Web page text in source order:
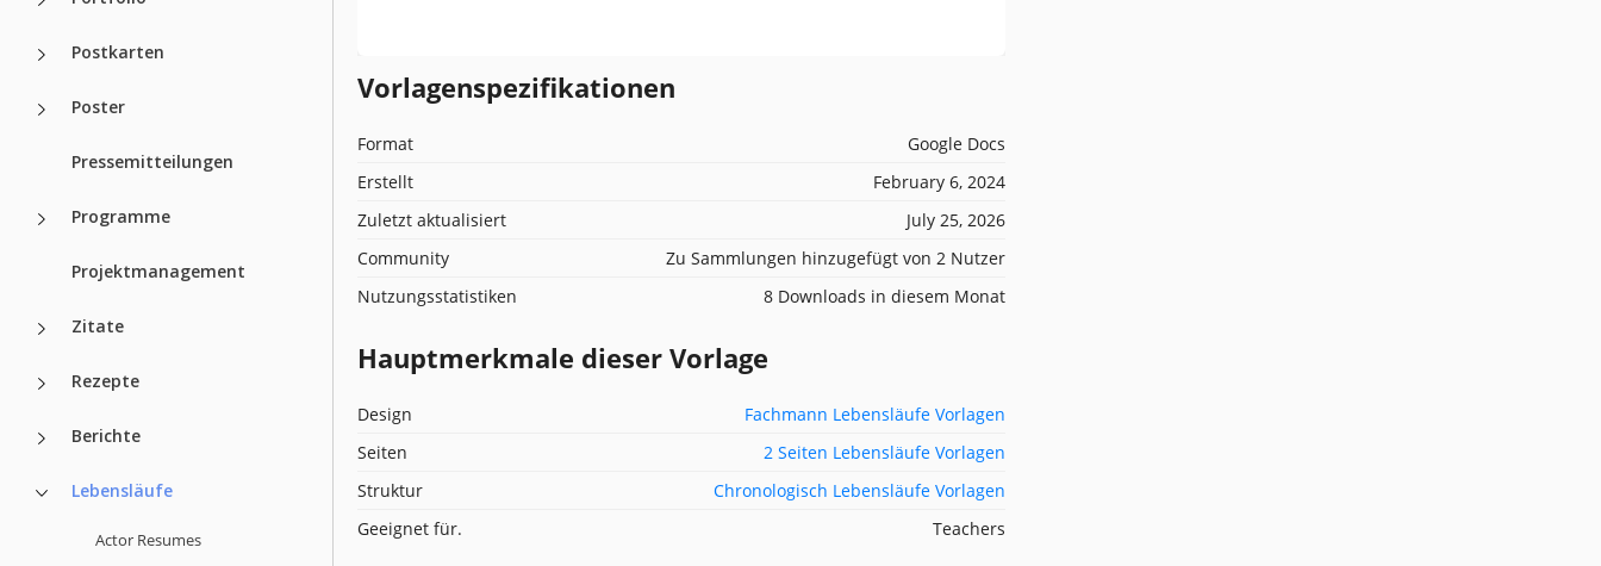
Postkarten
Poster
Pressemitteilungen
Programme
Projektmanagement
Zitate
Rezepte
Berichte
Lebensläufe
Actor Resumes
Vorlagenspezifikationen
Format
Google Docs
Erstellt
February 6, 2024
Zuletzt aktualisiert
July 25, 2026
Community
Zu Sammlungen hinzugefügt von 2 Nutzer
Nutzungsstatistiken
8 Downloads in diesem Monat
Hauptmerkmale dieser Vorlage
Design
Fachmann Lebensläufe Vorlagen
Seiten
2 Seiten Lebensläufe Vorlagen
Struktur
Chronologisch Lebensläufe Vorlagen
Geeignet für.
Teachers